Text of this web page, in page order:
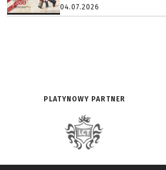
04.07.2026
PLATYNOWY PARTNER